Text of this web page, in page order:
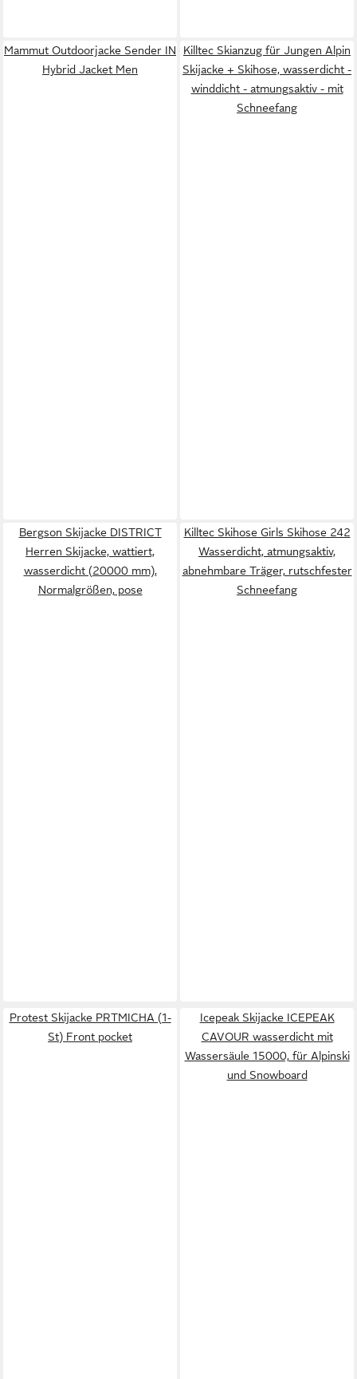
Mammut Outdoorjacke Sender IN
Hybrid Jacket Men
Killtec Skianzug für Jungen Alpin
Skijacke + Skihose, wasserdicht -
winddicht - atmungsaktiv - mit
Schneefang
Bergson Skijacke DISTRICT
Herren Skijacke, wattiert,
wasserdicht (20000 mm),
Normalgrößen, pose
Killtec Skihose Girls Skihose 242
Wasserdicht, atmungsaktiv,
abnehmbare Träger, rutschfester
Schneefang
Protest Skijacke PRTMICHA (1-
St) Front pocket
Icepeak Skijacke ICEPEAK
CAVOUR wasserdicht mit
Wassersäule 15000, für Alpinski
und Snowboard